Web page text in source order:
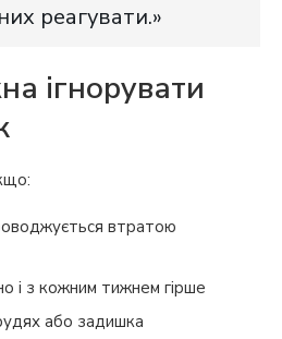
реагувати.»
ігнорувати
втратою
і з кожним тижнем гірше
або задишка